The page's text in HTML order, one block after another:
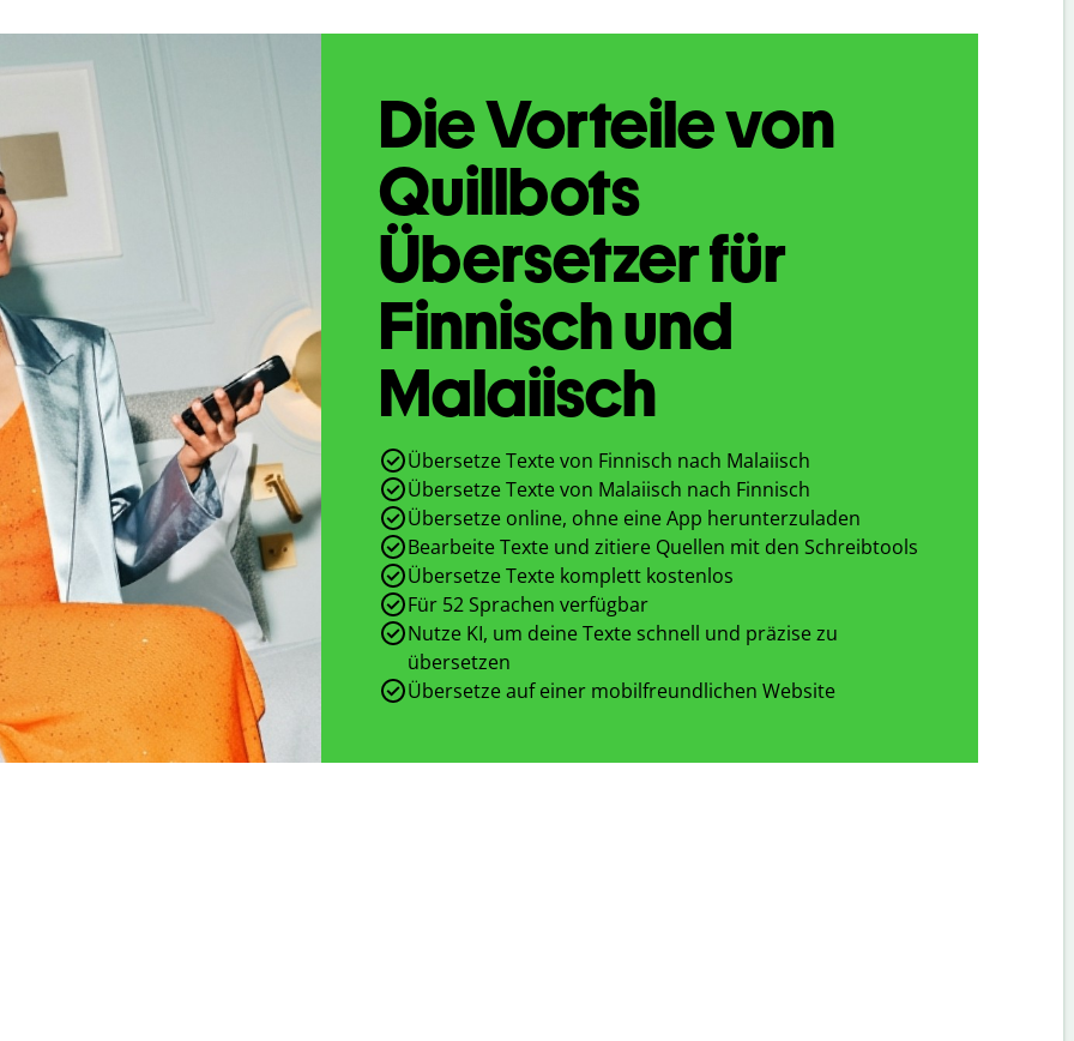
Die Vorteile von
Quillbots
Übersetzer für
Finnisch und
Malaiisch
Übersetze Texte von Finnisch nach Malaiisch
Übersetze Texte von Malaiisch nach Finnisch
Übersetze online, ohne eine App herunterzuladen
Bearbeite Texte und zitiere Quellen mit den Schreibtools
Übersetze Texte komplett kostenlos
Für 52 Sprachen verfügbar
Nutze KI, um deine Texte schnell und präzise zu
übersetzen
Übersetze auf einer mobilfreundlichen Website